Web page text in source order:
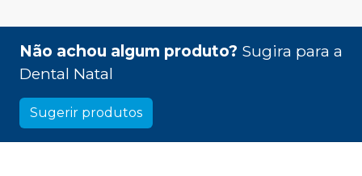
Não achou algum produto? Sugira para a
Dental Natal
Sugerir produtos